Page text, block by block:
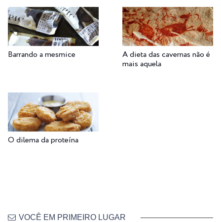
Barrando a mesmice
A dieta das cavernas não é
mais aquela
O dilema da proteína
VOCÊ EM PRIMEIRO LUGAR